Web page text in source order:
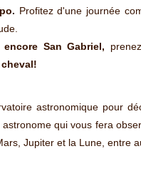
Profitez d'une journée
San Gabriel,
astronomique pour
qui vous fera
Jupiter et la Lune, entre